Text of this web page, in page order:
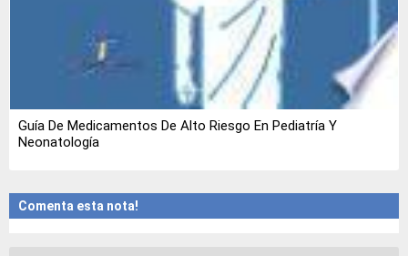
Guía De Medicamentos De Alto Riesgo En Pediatría Y
Neonatología
Comenta esta nota!